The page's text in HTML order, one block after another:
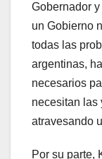
Gobernador
un Gobierno
todas las
argentinas,
necesarios
necesitan las
atravesando
Por su parte,